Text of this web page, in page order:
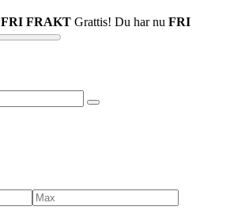
FRI FRAKT Grattis! Du har nu FRI